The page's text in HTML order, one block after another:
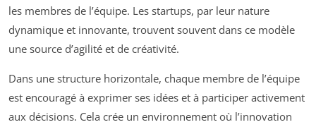
les membres de l’équipe. Les startups, par leur nature
dynamique et innovante, trouvent souvent dans ce modèle
une source d’agilité et de créativité.
Dans une structure horizontale, chaque membre de l’équipe
est encouragé à exprimer ses idées et à participer activement
aux décisions. Cela crée un environnement où l’innovation